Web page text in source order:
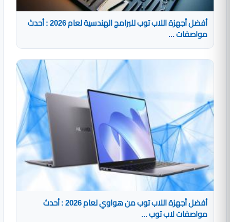
أفضل أجهزة اللاب توب للبرامج الهندسية لعام 2026 : أحدث
مواصفات ...
أفضل أجهزة اللاب توب من هواوي لعام 2026 : أحدث
مواصفات لاب توب ...